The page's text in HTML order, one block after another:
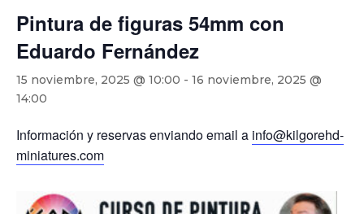
Pintura de figuras 54mm con
Eduardo Fernández
15 noviembre, 2025 @ 10:00 - 16 noviembre, 2025 @
14:00
Información y reservas enviando email a info@kilgorehd-
miniatures.com